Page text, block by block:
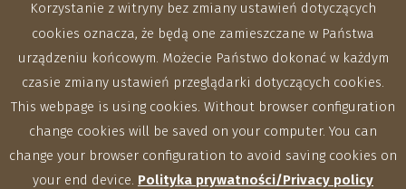
Korzystanie z witryny bez zmiany ustawień dotyczących
cookies oznacza, że będą one zamieszczane w Państwa
urządzeniu końcowym. Możecie Państwo dokonać w każdym
czasie zmiany ustawień przeglądarki dotyczących cookies.
This webpage is using cookies. Without browser configuration
change cookies will be saved on your computer. You can
change your browser configuration to avoid saving cookies on
your end device. Polityka prywatności/Privacy policy